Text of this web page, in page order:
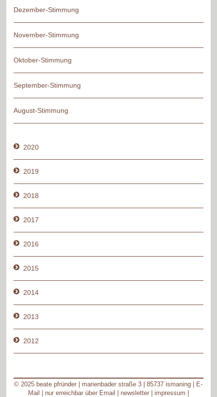
Dezember-Stimmung
November-Stimmung
Oktober-Stimmung
September-Stimmung
August-Stimmung
2020
2019
2018
2017
2016
2015
2014
2013
2012
© 2025 beate pfründer | marienbader straße 3 | 85737 ismaning |
E-
Mail
| nur erreichbar über Email | newsletter| impressum